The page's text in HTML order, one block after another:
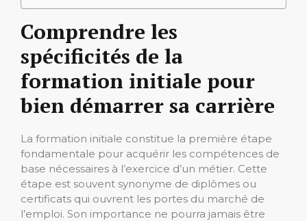
Comprendre les
spécificités de la
formation initiale pour
bien démarrer sa carrière
La formation initiale constitue la première étape
fondamentale pour acquérir les compétences de
base nécessaires à l’exercice d’un métier. Cette
étape est souvent synonyme de diplômes ou
certificats qui ouvrent les portes du marché de
l’emploi. Son importance ne pourra jamais être